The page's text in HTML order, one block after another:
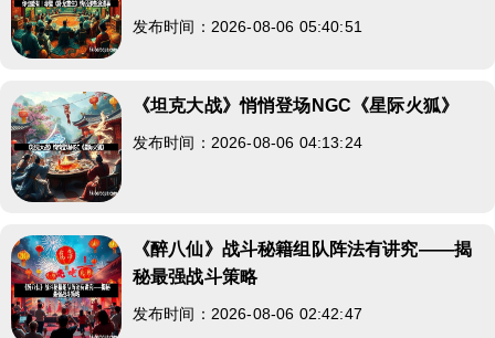
发布时间：2026-08-06 05:40:51
《坦克大战》悄悄登场NGC《星际火狐》
发布时间：2026-08-06 04:13:24
《醉八仙》战斗秘籍组队阵法有讲究——揭
秘最强战斗策略
发布时间：2026-08-06 02:42:47